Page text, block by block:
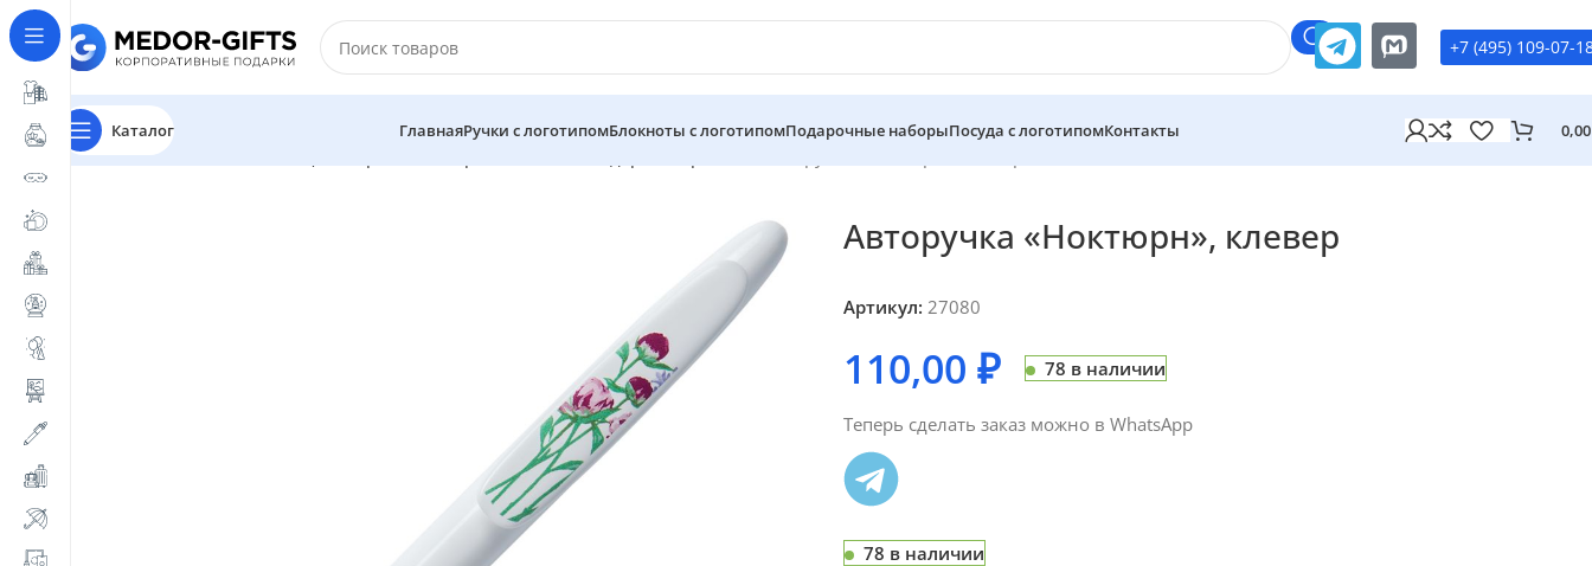
+7 (495) 109-07-
Каталог ГлавнаяРучки с логотипомБлокноты с логотипомПодарочные наборыПосуда с логотипомКонтакты
Главная Магазин
Авторучка «Ноктюрн», клевер
Артикул: 27080
110,00 ₽ 78 в наличии
Теперь сделать заказ можно в WhatsApp
78 в наличии